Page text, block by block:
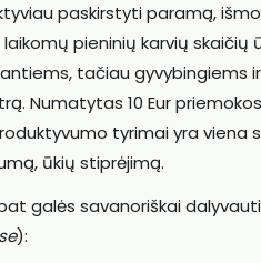
paskirstyti paramą,
pieninių karvių
tačiau gyvybingiems
Numatytas 10 Eur
tyrimai yra
ūkių stiprėjimą.
galės savanoriškai
):